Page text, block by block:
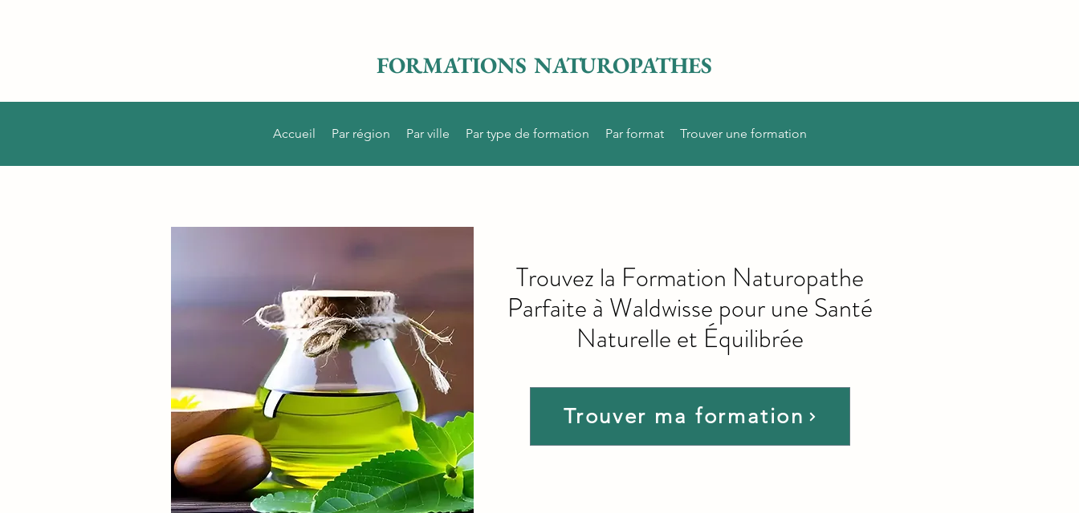
FORMATIONS NATUROPATHES
Accueil Par région Par ville Par type de formation Par format Trouver une formation
Trouver ma formation
Trouvez la Formation Naturopathe
Parfaite à Waldwisse pour une Santé
Naturelle et Équilibrée